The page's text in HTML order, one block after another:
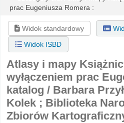
prac Eugeniusza Romera :
Widok standardowy
Widok ISBD
Atlasy i mapy
wyłączeniem prac
katalog / Barbara
Kolek ; Biblioteka
Zbiorów